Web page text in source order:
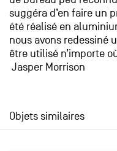
suggéra d’en faire un
été réalisé en
nous avons redessiné
être utilisé n’importe
Jasper Morrison
Objets similaires